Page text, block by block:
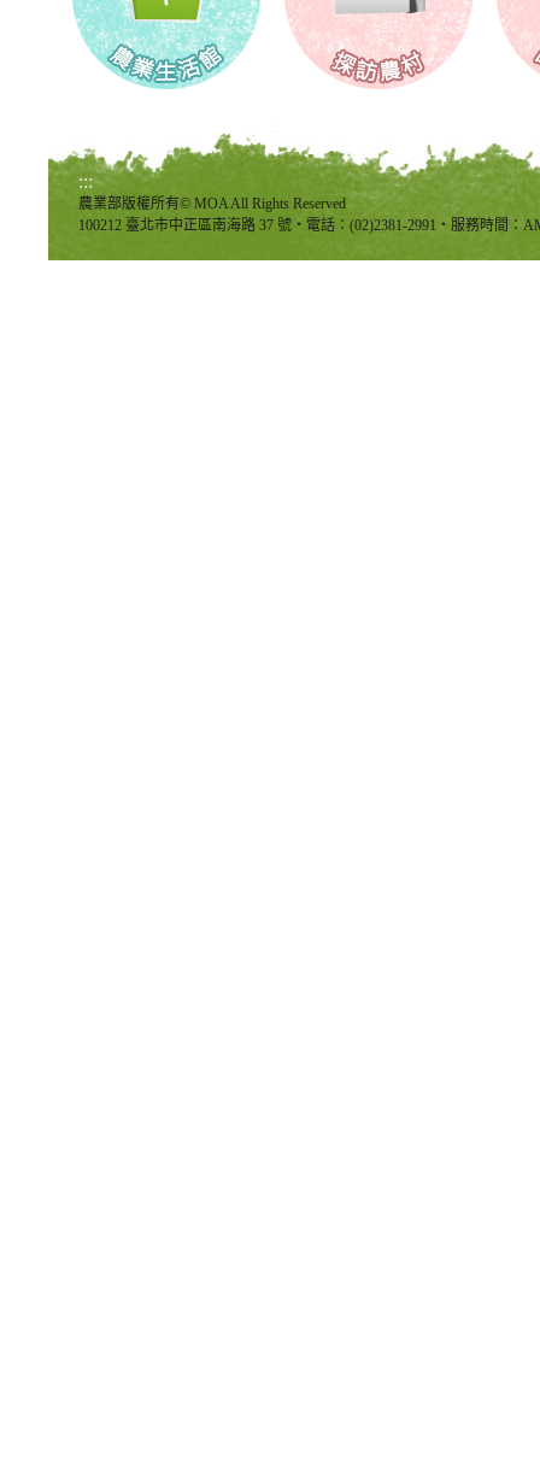
:::
農業部版權所有© MOA All Rights Reserved
100212 臺北市中正區南海路 37 號‧電話：(02)2381-2991‧服務時間：